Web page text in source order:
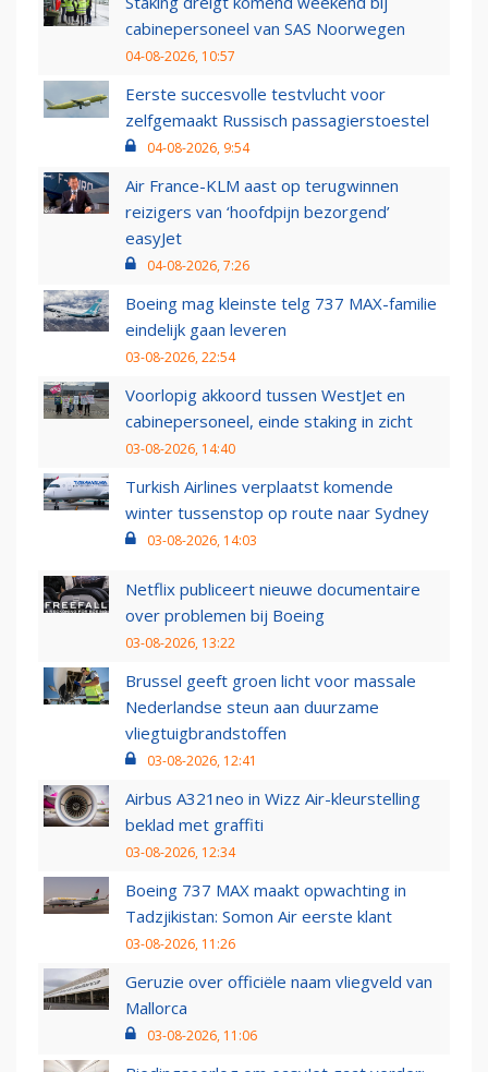
cabinepersoneel van SAS Noorwegen
04-08-2026, 10:57
Eerste succesvolle testvlucht voor
zelfgemaakt Russisch passagierstoestel
04-08-2026, 9:54
Air France-KLM aast op terugwinnen
reizigers van ‘hoofdpijn bezorgend’
easyJet
04-08-2026, 7:26
Boeing mag kleinste telg 737 MAX-familie
eindelijk gaan leveren
03-08-2026, 22:54
Voorlopig akkoord tussen WestJet en
cabinepersoneel, einde staking in zicht
03-08-2026, 14:40
Turkish Airlines verplaatst komende
winter tussenstop op route naar Sydney
03-08-2026, 14:03
Netflix publiceert nieuwe documentaire
over problemen bij Boeing
03-08-2026, 13:22
Brussel geeft groen licht voor massale
Nederlandse steun aan duurzame
vliegtuigbrandstoffen
03-08-2026, 12:41
Airbus A321neo in Wizz Air-kleurstelling
beklad met graffiti
03-08-2026, 12:34
Boeing 737 MAX maakt opwachting in
Tadzjikistan: Somon Air eerste klant
03-08-2026, 11:26
Geruzie over officiële naam vliegveld van
Mallorca
03-08-2026, 11:06